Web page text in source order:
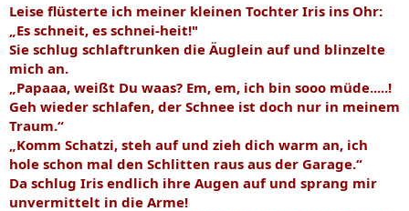
Leise flüsterte ich meiner kleinen Tochter Iris ins Ohr:
„Es schneit, es schnei-heit!"
Sie schlug schlaftrunken die Äuglein auf und blinzelte
mich an.
„Papaaa, weißt Du waas? Em, em, ich bin sooo müde.....!
Geh wieder schlafen, der Schnee ist doch nur in meinem
Traum.“
„Komm Schatzi, steh auf und zieh dich warm an, ich
hole schon mal den Schlitten raus aus der Garage.“
Da schlug Iris endlich ihre Augen auf und sprang mir
unvermittelt in die Arme!